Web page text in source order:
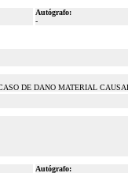
Autógrafo:
-
DE DANO MATERIAL
Autógrafo: